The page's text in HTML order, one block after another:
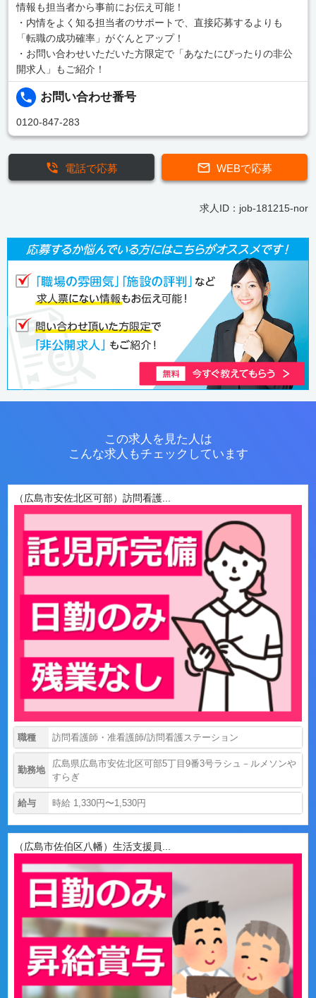
情報も担当者から事前にお伝え可能！
・内情をよく知る担当者のサポートで、直接応募するよりも
「転職の成功確率」がぐんとアップ！
・お問い合わせいただいた方限定で「あなたにぴったりの非公
開求人」もご紹介！
お問い合わせ番号
0120-847-283
WEBで応募
電話で応募
求人ID：job-181215-nor
この求人を見た人は
こんな求人もチェックしています
（広島市安佐北区可部）訪問看護...
職種 訪問看護師・准看護師/訪問看護ステーション
勤務地
広島県広島市安佐北区可部5丁目9番3号ラシュ－ルメソンや
すらぎ
給与 時給 1,330円〜1,530円
（広島市佐伯区八幡）生活支援員...